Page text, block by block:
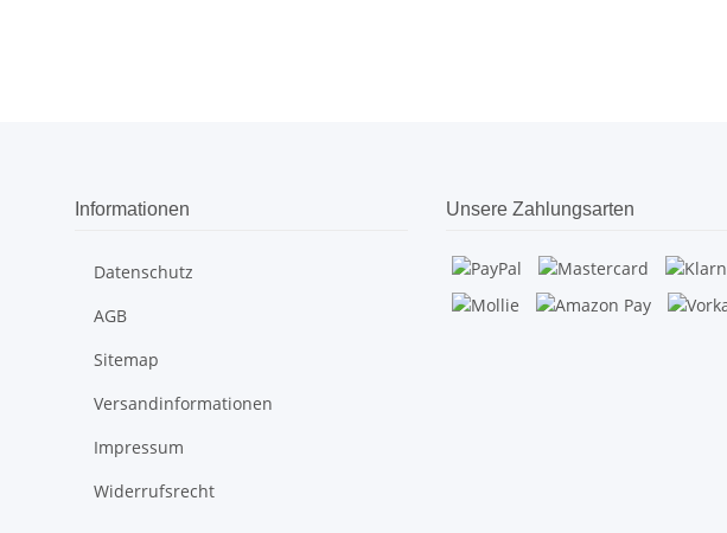
Informationen
Datenschutz
AGB
Sitemap
Versandinformationen
Impressum
Widerrufsrecht
Unsere Zahlungsarten